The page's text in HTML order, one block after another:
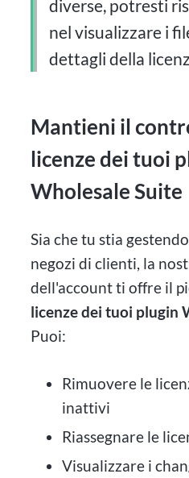
diverse, potresti
nel visualizzare i
dettagli della
Mantieni il
licenze dei tuoi
Wholesale Suite
Sia che tu stia
negozi di clienti, la
dell'account ti offre il
licenze dei tuoi plugin
Puoi:
Rimuovere le
inattivi
Riassegnare le
Visualizzare i